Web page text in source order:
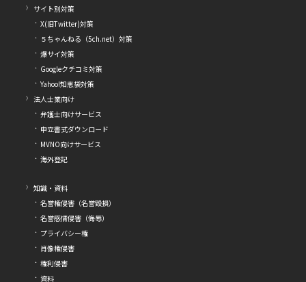
サイト別対策
X(旧Twitter)対策
５ちゃんねる（5ch.net）対策
爆サイ対策
Googleクチコミ対策
Yahoo!知恵袋対策
法人士業向け
弁護士向けサービス
申立書式ダウンロード
MVNO向けサービス
海外登記
知識・資料
名誉権侵害（名誉毀損）
名誉感情侵害（侮辱）
プライバシー権
肖像権侵害
権利侵害
資料